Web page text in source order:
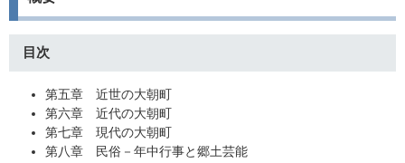
目次
第五章 近世の大朝町
第六章 近代の大朝町
第七章 現代の大朝町
第八章 民俗－年中行事と郷土芸能